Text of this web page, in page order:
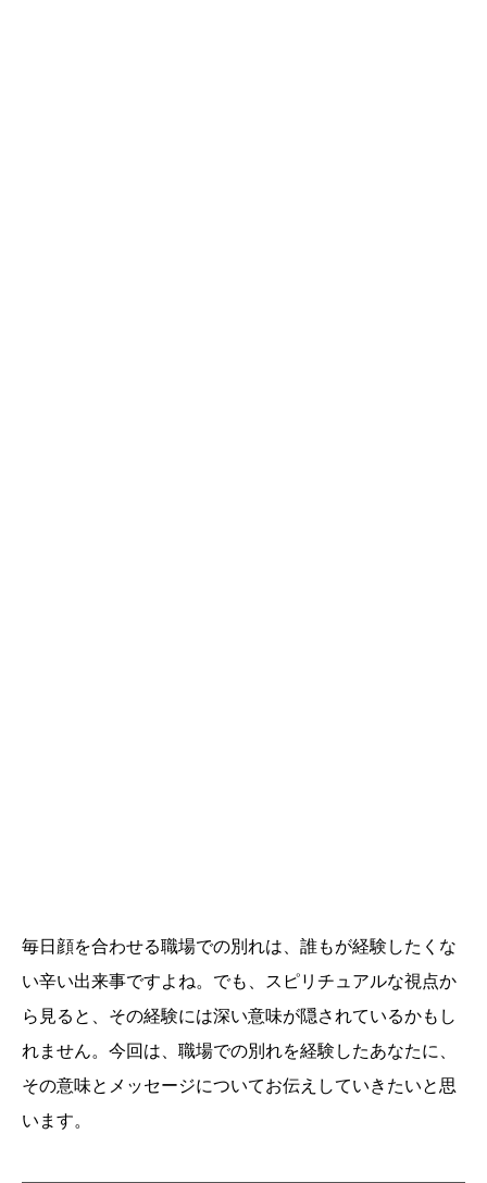
毎日顔を合わせる職場での別れは、誰もが経験したくな
い辛い出来事ですよね。でも、スピリチュアルな視点か
ら見ると、その経験には深い意味が隠されているかもし
れません。今回は、職場での別れを経験したあなたに、
その意味とメッセージについてお伝えしていきたいと思
います。